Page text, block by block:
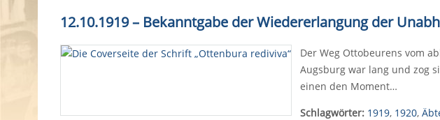
e
12.10.1919 – Bekanntgabe der Wiedererlangung der
Der Weg Ottobeurens vom
Augsburg war lang und zog
einen den Moment…
Schlagwörter: 1919, 1920,